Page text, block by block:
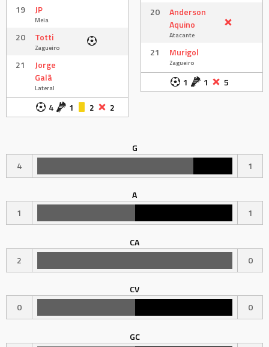
19 JP
Meia
20 Totti
Zagueiro
21
Jorge
Galã
Lateral
4 1 2 2
20
Anderson
Aquino
Atacante
21 Murigol
Zagueiro
1 1 5
G
4
1
A
1
1
CA
2
0
CV
0
0
GC